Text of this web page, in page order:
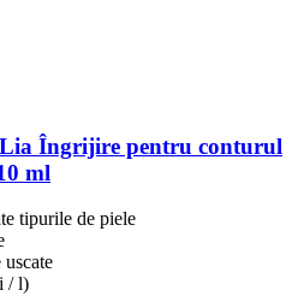
Lia Îngrijire pentru conturul
ml
tipurile de piele
/ l)